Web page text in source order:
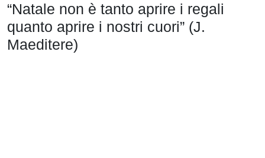
“Natale non è tanto aprire i regali
quanto aprire i nostri cuori” (J.
Maeditere)